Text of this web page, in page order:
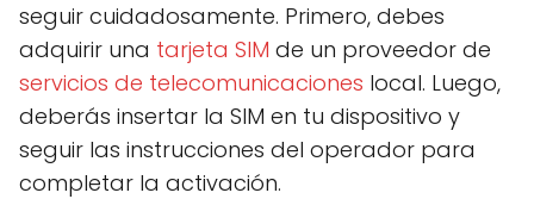
seguir cuidadosamente. Primero, debes
adquirir una tarjeta SIM de un proveedor de
servicios de telecomunicaciones local. Luego,
deberás insertar la SIM en tu dispositivo y
seguir las instrucciones del operador para
completar la activación.